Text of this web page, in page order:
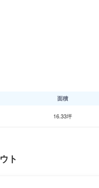
面積
16.33坪
ト